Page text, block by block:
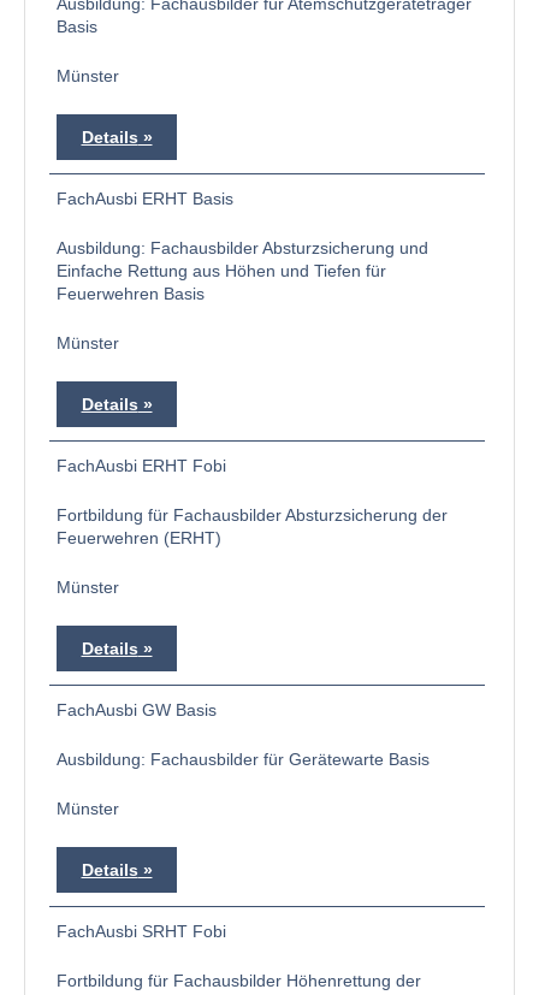
Basis
Münster
Details
FachAusbi ERHT Basis
Ausbildung: Fachausbilder Absturzsicherung und
Einfache Rettung aus Höhen und Tiefen für
Feuerwehren Basis
Münster
Details
FachAusbi ERHT Fobi
Fortbildung für Fachausbilder Absturzsicherung der
Feuerwehren (ERHT)
Münster
Details
FachAusbi GW Basis
Ausbildung: Fachausbilder für Gerätewarte Basis
Münster
Details
FachAusbi SRHT Fobi
Fortbildung für Fachausbilder Höhenrettung der